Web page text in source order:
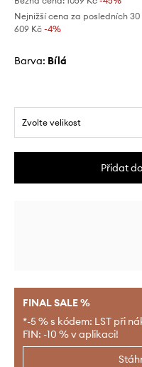
Nejnižší cena za posledních
609 Kč -4%
Barva: bílá
Zvolte velikost
Přidat
FINAL SALE %
*-5 % s kódem: LST při
FIN: -10 % v aplikaci!